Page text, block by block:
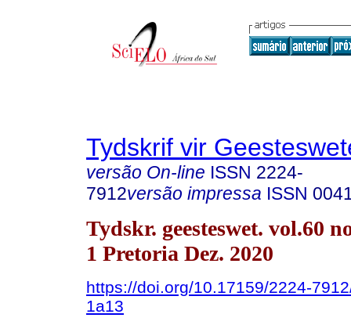
Tydskrif vir
versão On-line ISSN 2224-
7912versão impressa ISSN
Tydskr. geesteswet. vol.60
1 Pretoria Dez. 2020
https://doi.org/10.17159/2224-
1a13